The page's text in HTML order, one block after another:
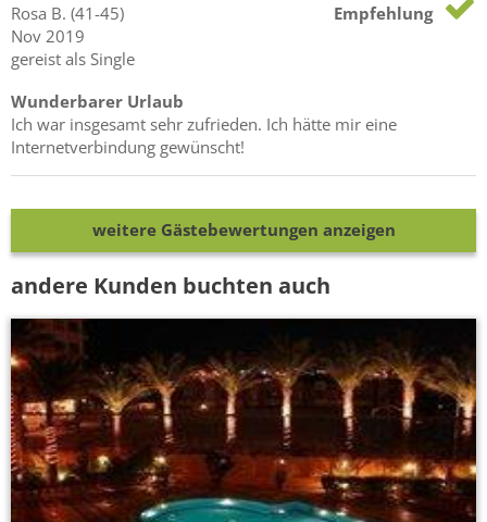
Rosa B. (41-45)
Nov 2019
gereist als Single
Empfehlung
Wunderbarer Urlaub
Ich war insgesamt sehr zufrieden. Ich hätte mir eine
Internetverbindung gewünscht!
weitere Gästebewertungen anzeigen
andere Kunden buchten auch